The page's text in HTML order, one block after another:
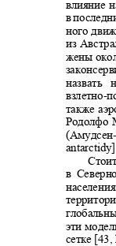
влияние
в
ного
из
жены
назвать
взлетно-
также
Родолфо
(Амудсен-
в
эти
сетке